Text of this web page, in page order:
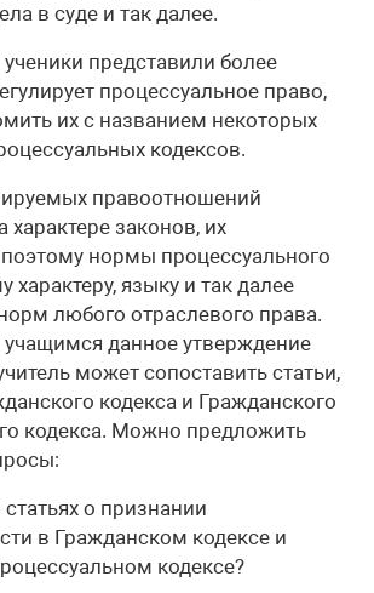
в суде и так далее.
представили более
процессуальное право,
их с названием некоторых
кодексов.
правоотношений
характере законов, их
нормы процессуального
характеру, языку и так далее
любого отраслевого права.
данное утверждение
может сопоставить статьи,
кодекса и Гражданского
кодекса. Можно предложить
о признании
в Гражданском кодексе и
кодексе?